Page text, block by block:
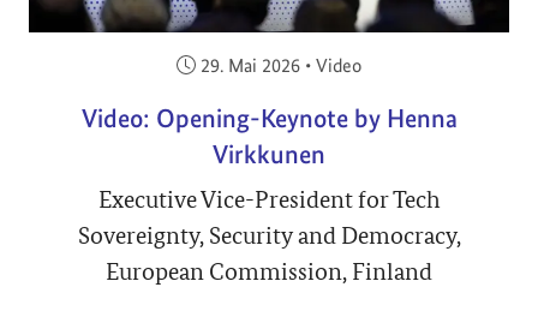
Veröffentlicht am:
29. Mai 2026 • Video
Video: Opening-Keynote by Henna
Virkkunen
Executive Vice-President for Tech
Sovereignty, Security and Democracy,
European Commission, Finland